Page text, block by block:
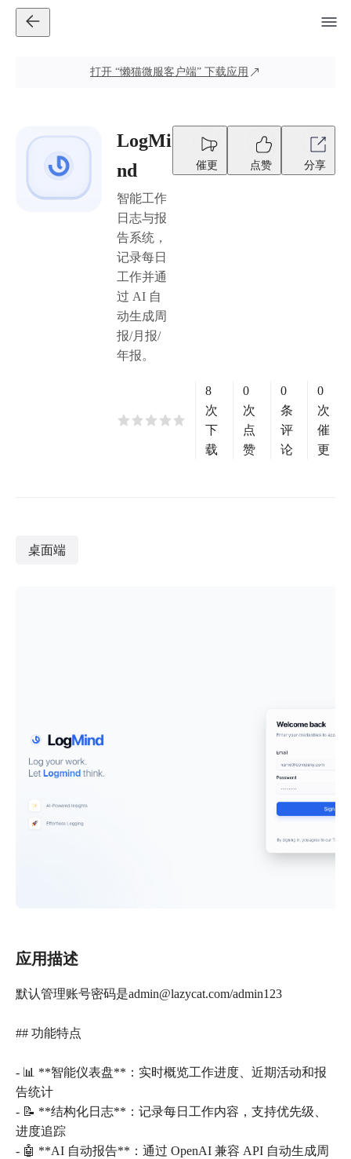
打开 “懒猫微服客户端” 下载应用
LogMi
nd
智能工作
日志与报
告系统，
记录每日
工作并通
过 AI 自
动生成周
报/月报/
年报。
催更 点赞 分享
8
次
下
载
0
次
点
赞
0
条
评
论
0
次
催
更
桌面端
应用描述
默认管理账号密码是admin@lazycat.com/admin123
## 功能特点
- 📊 **智能仪表盘**：实时概览工作进度、近期活动和报
告统计
- 📝 **结构化日志**：记录每日工作内容，支持优先级、
进度追踪
- 🤖 **AI 自动报告**：通过 OpenAI 兼容 API 自动生成周